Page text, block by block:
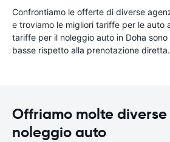
Confrontiamo le offerte di diverse
e troviamo le migliori tariffe per le auto
tariffe per il noleggio auto in Doha sono
basse rispetto alla prenotazione diretta.
Offriamo molte
noleggio auto